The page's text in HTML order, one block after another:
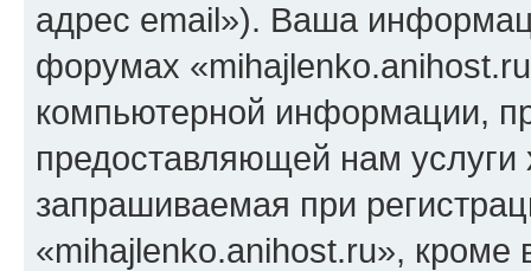
адрес email»). Ваша
форумах
компьютерной информации,
предоставляющей нам
запрашиваемая при
«mihajlenko.anihost.ru», кроме